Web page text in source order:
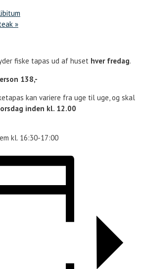
»
fiske tapas ud af huset hver fredag.
138,-
kan variere fra uge til uge, og skal
inden kl. 12.00
kl. 16:30-17:00